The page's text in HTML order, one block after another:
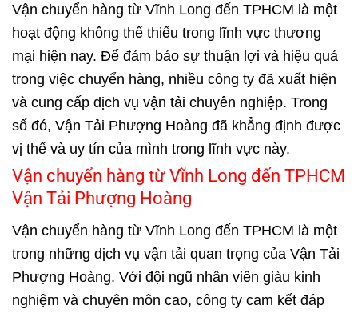
Vận chuyển hàng từ Vĩnh Long đến TPHCM là một
hoạt động không thể thiếu trong lĩnh vực thương
mại hiện nay. Để đảm bảo sự thuận lợi và hiệu quả
trong việc chuyển hàng, nhiều công ty đã xuất hiện
và cung cấp dịch vụ vận tải chuyên nghiệp. Trong
số đó, Vận Tải Phượng Hoàng đã khẳng định được
vị thế và uy tín của mình trong lĩnh vực này.
Vận chuyển hàng từ Vĩnh Long đến TPHCM
Vận Tải Phượng Hoàng
Vận chuyển hàng từ Vĩnh Long đến TPHCM là một
trong những dịch vụ vận tải quan trọng của Vận Tải
Phượng Hoàng. Với đội ngũ nhân viên giàu kinh
nghiệm và chuyên môn cao, công ty cam kết đáp